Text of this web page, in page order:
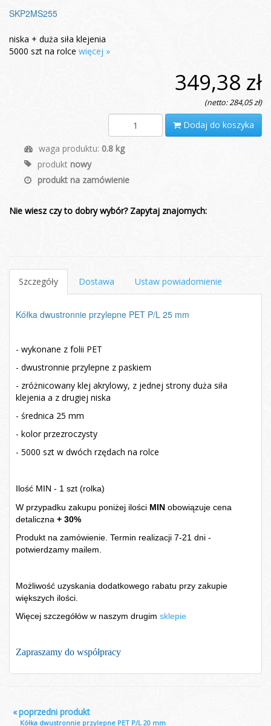
SKP2MS255
niska + duża siła klejenia
5000 szt na rolce więcej »
349,38 zł
(netto: 284,05 zł)
Dodaj do koszyka
waga produktu: 0.8 kg
produkt nowy
produkt na zamówienie
Nie wiesz czy to dobry wybór? Zapytaj znajomych:
Szczegóły Dostawa Ustaw powiadomienie
Kółka dwustronnie przylepne PET P/L 25 mm
- wykonane z folii PET
- dwustronnie przylepne z paskiem
- zróżnicowany klej akrylowy, z jednej strony duża siła
klejenia a z drugiej niska
- średnica 25 mm
- kolor przezroczysty
- 5000 szt w dwóch rzędach na rolce
Ilość MIN - 1 szt (rolka)
W przypadku zakupu poniżej ilości MIN obowiązuje cena
detaliczna + 30%
Produkt na zamówienie. Termin realizacji 7-21 dni -
potwierdzamy mailem.
Możliwość uzyskania dodatkowego rabatu przy zakupie
większych ilości.
Więcej szczegółów w naszym drugim sklepie
Zapraszamy do współpracy
«poprzedni produkt
Kółka dwustronnie przylepne PET P/L 20 mm